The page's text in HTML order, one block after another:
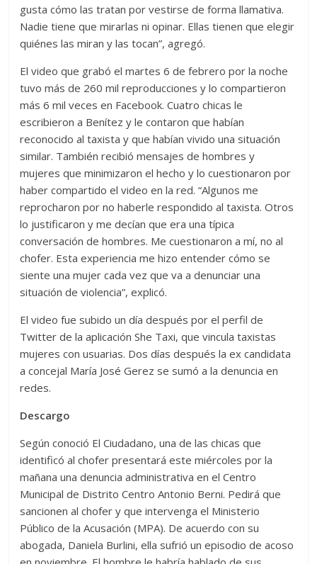
gusta cómo las tratan por vestirse de forma llamativa.
Nadie tiene que mirarlas ni opinar. Ellas tienen que elegir
quiénes las miran y las tocan”, agregó.
El video que grabó el martes 6 de febrero por la noche
tuvo más de 260 mil reproducciones y lo compartieron
más 6 mil veces en Facebook. Cuatro chicas le
escribieron a Benítez y le contaron que habían
reconocido al taxista y que habían vivido una situación
similar. También recibió mensajes de hombres y
mujeres que minimizaron el hecho y lo cuestionaron por
haber compartido el video en la red. “Algunos me
reprocharon por no haberle respondido al taxista. Otros
lo justificaron y me decían que era una típica
conversación de hombres. Me cuestionaron a mí, no al
chofer. Esta experiencia me hizo entender cómo se
siente una mujer cada vez que va a denunciar una
situación de violencia”, explicó.
El video fue subido un día después por el perfil de
Twitter de la aplicación She Taxi, que vincula taxistas
mujeres con usuarias. Dos días después la ex candidata
a concejal María José Gerez se sumó a la denuncia en
redes.
Descargo
Según conoció El Ciudadano, una de las chicas que
identificó al chofer presentará este miércoles por la
mañana una denuncia administrativa en el Centro
Municipal de Distrito Centro Antonio Berni. Pedirá que
sancionen al chofer y que intervenga el Ministerio
Público de la Acusación (MPA). De acuerdo con su
abogada, Daniela Burlini, ella sufrió un episodio de acoso